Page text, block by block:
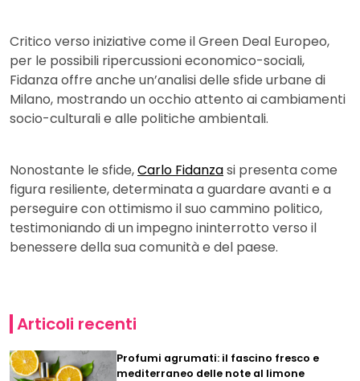
Critico verso iniziative come il Green Deal Europeo,
per le possibili ripercussioni economico-sociali,
Fidanza offre anche un’analisi delle sfide urbane di
Milano, mostrando un occhio attento ai cambiamenti
socio-culturali e alle politiche ambientali.
Nonostante le sfide,Carlo Fidanzasi presenta come
figura resiliente, determinata a guardare avanti e a
perseguire con ottimismo il suo cammino politico,
testimoniando di un impegno ininterrotto verso il
benessere della sua comunità e del paese.
Articoli recenti
Profumi agrumati: il fascino fresco e
mediterraneo delle note al limone